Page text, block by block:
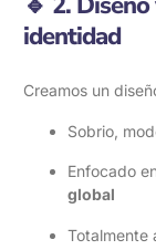
identidad
Creamos un
Sobrio,
Enfocado
global
Totalmente